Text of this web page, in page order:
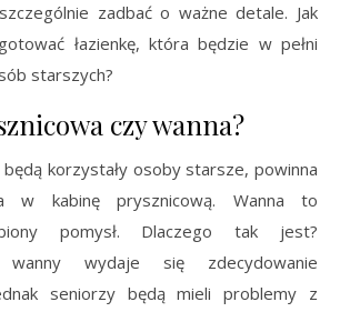
zadbać o ważne detale. Jak
łazienkę, która będzie w pełni
starszych?
czy wanna?
korzystały osoby starsze, powinna
w kabinę prysznicową. Wanna to
pomysł. Dlaczego tak jest?
wydaje się zdecydowanie
seniorzy będą mieli problemy z